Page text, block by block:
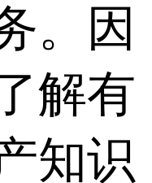
。因
解有
知识